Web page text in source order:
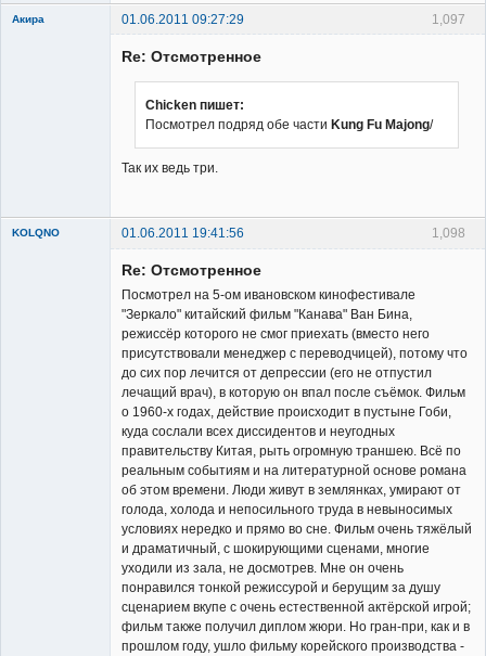
1,097
Акира 01.06.2011 09:27:29
Re: Отсмотренное
Chicken пишет:
Посмотрел подряд обе части Kung Fu Majong/
Так их ведь три.
1,098
KOLQNO 01.06.2011 19:41:56
Re: Отсмотренное
Посмотрел на 5-ом ивановском кинофестивале
"Зеркало" китайский фильм "Канава" Ван Бина,
режиссёр которого не смог приехать (вместо него
присутствовали менеджер с переводчицей), потому что
до сих пор лечится от депрессии (его не отпустил
лечащий врач), в которую он впал после съёмок. Фильм
о 1960-х годах, действие происходит в пустыне Гоби,
куда сослали всех диссидентов и неугодных
правительству Китая, рыть огромную траншею. Всё по
реальным событиям и на литературной основе романа
об этом времени. Люди живут в землянках, умирают от
голода, холода и непосильного труда в невыносимых
условиях нередко и прямо во сне. Фильм очень тяжёлый
и драматичный, с шокирующими сценами, многие
уходили из зала, не досмотрев. Мне он очень
понравился тонкой режиссурой и берущим за душу
сценарием вкупе с очень естественной актёрской игрой;
фильм также получил диплом жюри. Но гран-при, как и в
прошлом году, ушло фильму корейского производства -